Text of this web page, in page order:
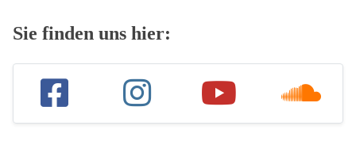
Sie finden uns hier: